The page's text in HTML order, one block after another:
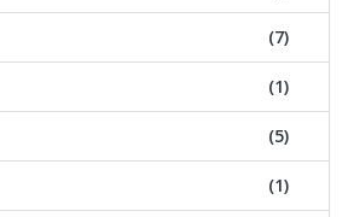
(7)
(1)
(5)
(1)